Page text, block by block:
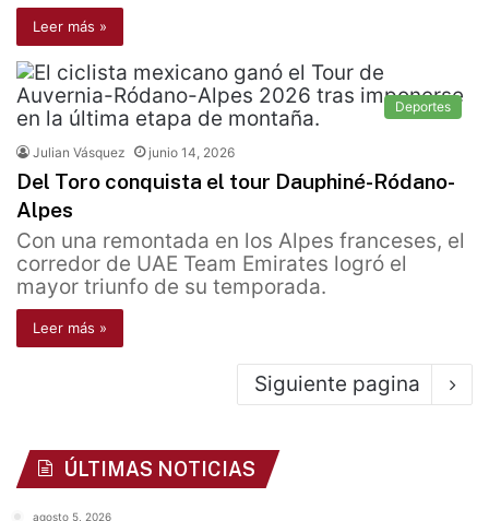
Leer más »
Deportes
Julian Vásquez junio 14, 2026
Del Toro conquista el tour Dauphiné-Ródano-
Alpes
Con una remontada en los Alpes franceses, el
corredor de UAE Team Emirates logró el
mayor triunfo de su temporada.
Leer más »
Siguiente pagina
ÚLTIMAS NOTICIAS
agosto 5, 2026